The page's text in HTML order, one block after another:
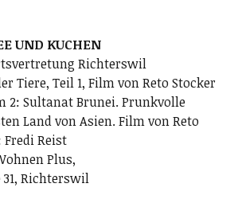
UND KUCHEN
Richterswil
Tiere, Teil 1, Film von Reto Stocker
2: Sultanat Brunei. Prunkvolle
Land von Asien. Film von Reto
Reist
Plus,
Richterswil